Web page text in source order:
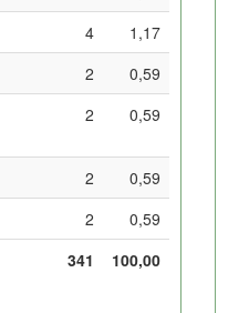
4
1,17
2
0,59
2 0,59
2
0,59
2
0,59
341
100,00